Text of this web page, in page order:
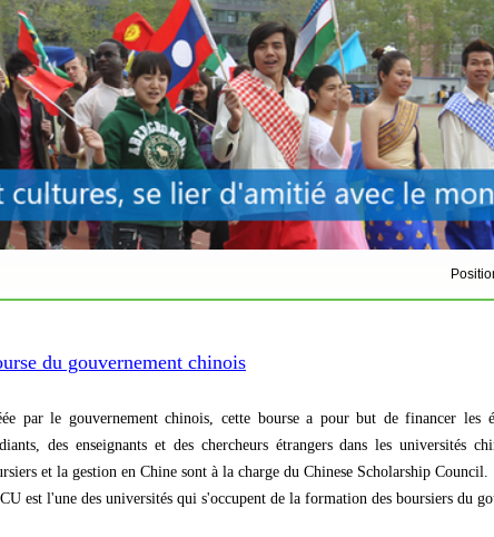
du gouvernement chinois
par le gouvernement chinois, cette bourse a pour but de financer les
des enseignants et des chercheurs étrangers dans les universités
et la gestion en Chine sont à la charge du Chinese Scholarship Council.
est l'une des universités qui s'occupent de la formation des boursiers du